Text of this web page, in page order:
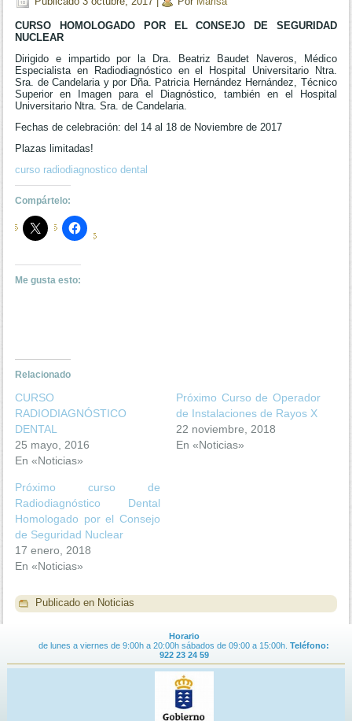
CURSO HOMOLOGADO POR EL CONSEJO DE SEGURIDAD
NUCLEAR
Dirigido e impartido por la Dra. Beatriz Baudet Naveros, Médico
Especialista en Radiodiagnóstico en el Hospital Universitario Ntra.
Sra. de Candelaria y por Dña. Patricia Hernández Hernández, Técnico
Superior en Imagen para el Diagnóstico, también en el Hospital
Universitario Ntra. Sra. de Candelaria.
Fechas de celebración: del 14 al 18 de Noviembre de 2017
Plazas limitadas!
curso radiodiagnostico dental
Compártelo:
Me gusta esto:
Relacionado
CURSO
RADIODIAGNÓSTICO
DENTAL
25 mayo, 2016
En «Noticias»
Próximo Curso de Operador
de Instalaciones de Rayos X
22 noviembre, 2018
En «Noticias»
Próximo curso de
Radiodiagnóstico Dental
Homologado por el Consejo
de Seguridad Nuclear
17 enero, 2018
En «Noticias»
Publicado en Noticias
Horario
de lunes a viernes de 9:00h a 20:00h sábados de 09:00 a 15:00h. Teléfono:
922 23 24 59